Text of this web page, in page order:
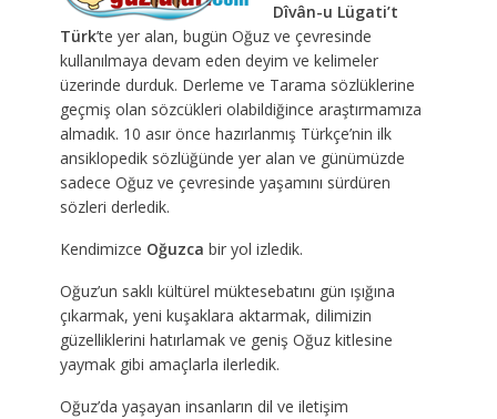
Dîvân-u Lügati’t
Türk’te yer alan, bugün Oğuz ve çevresinde
kullanılmaya devam eden deyim ve kelimeler
üzerinde durduk. Derleme ve Tarama sözlüklerine
geçmiş olan sözcükleri olabildiğince araştırmamıza
almadık. 10 asır önce hazırlanmış Türkçe’nin ilk
ansiklopedik sözlüğünde yer alan ve günümüzde
sadece Oğuz ve çevresinde yaşamını sürdüren
sözleri derledik.
Kendimizce Oğuzca bir yol izledik.
Oğuz’un saklı kültürel müktesebatını gün ışığına
çıkarmak, yeni kuşaklara aktarmak, dilimizin
güzelliklerini hatırlamak ve geniş Oğuz kitlesine
yaymak gibi amaçlarla ilerledik.
Oğuz’da yaşayan insanların dil ve iletişim